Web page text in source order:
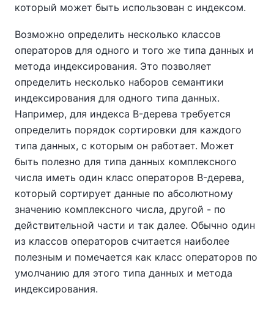
который может быть использован с индексом.
Возможно определить несколько классов
операторов для одного и того же типа данных и
метода индексирования. Это позволяет
определить несколько наборов семантики
индексирования для одного типа данных.
Например, для индекса B-дерева требуется
определить порядок сортировки для каждого
типа данных, с которым он работает. Может
быть полезно для типа данных комплексного
числа иметь один класс операторов B-дерева,
который сортирует данные по абсолютному
значению комплексного числа, другой - по
действительной части и так далее. Обычно один
из классов операторов считается наиболее
полезным и помечается как класс операторов по
умолчанию для этого типа данных и метода
индексирования.